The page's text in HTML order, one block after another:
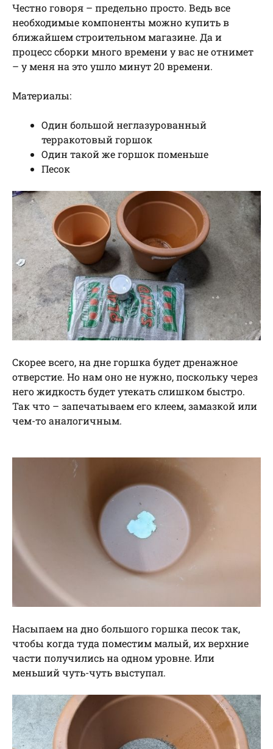
Честно говоря – предельно просто. Ведь все
необходимые компоненты можно купить в
ближайшем строительном магазине. Да и
процесс сборки много времени у вас не отнимет
– у меня на это ушло минут 20 времени.
Материалы:
Один большой неглазурованный
терракотовый горшок
Один такой же горшок поменьше
Песок
Скорее всего, на дне горшка будет дренажное
отверстие. Но нам оно не нужно, поскольку через
него жидкость будет утекать слишком быстро.
Так что – запечатываем его клеем, замазкой или
чем-то аналогичным.
Насыпаем на дно большого горшка песок так,
чтобы когда туда поместим малый, их верхние
части получились на одном уровне. Или
меньший чуть-чуть выступал.